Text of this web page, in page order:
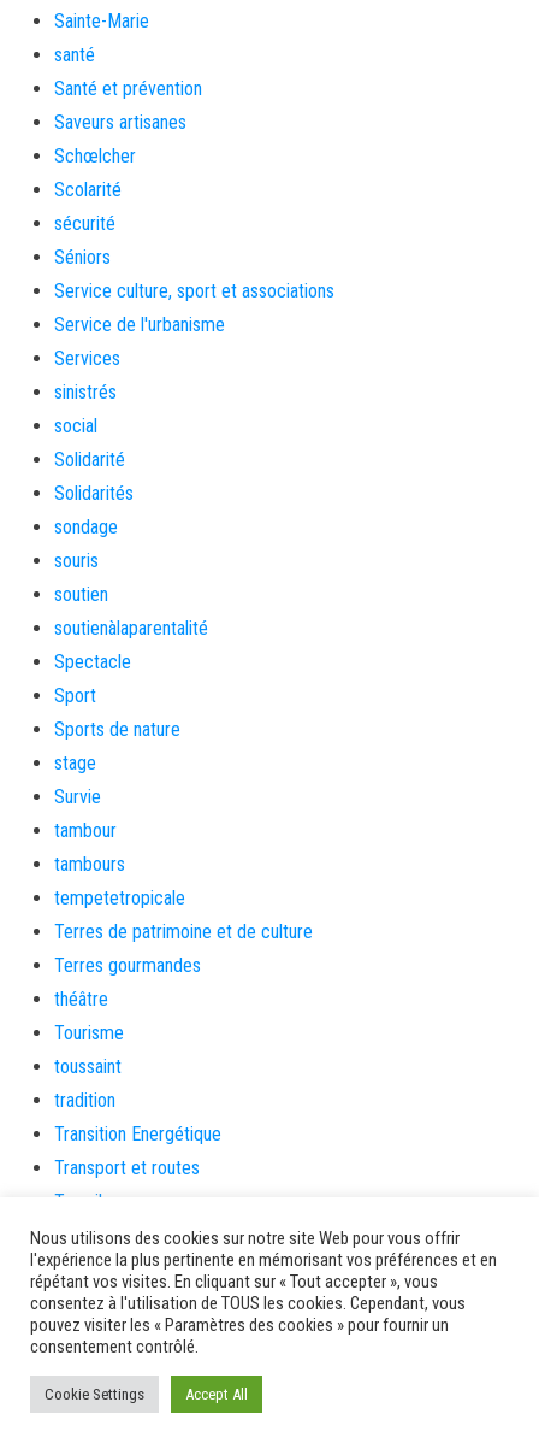
Sainte-Marie
santé
Santé et prévention
Saveurs artisanes
Schœlcher
Scolarité
sécurité
Séniors
Service culture, sport et associations
Service de l'urbanisme
Services
sinistrés
social
Solidarité
Solidarités
sondage
souris
soutien
soutienàlaparentalité
Spectacle
Sport
Sports de nature
stage
Survie
tambour
tambours
tempetetropicale
Terres de patrimoine et de culture
Terres gourmandes
théâtre
Tourisme
toussaint
tradition
Transition Energétique
Transport et routes
Travail
Travaux
Travaux THD
travaux utiles
TSUNAMI
TZCLD
uncategorized
Nous utilisons des cookies sur notre site Web pour vous offrir
l'expérience la plus pertinente en mémorisant vos préférences et en
répétant vos visites. En cliquant sur « Tout accepter », vous
consentez à l'utilisation de TOUS les cookies. Cependant, vous
pouvez visiter les « Paramètres des cookies » pour fournir un
consentement contrôlé.
Cookie Settings Accept All